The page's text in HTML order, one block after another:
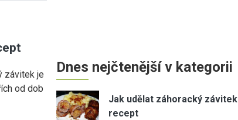
závitek je
od dob
Dnes nejčtenější v kategorii
Jak udělat záhoracký závitek |
recept